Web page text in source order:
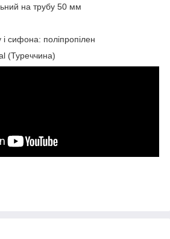
на трубу 50 мм
і сифона: поліпропілен
(Туреччина)